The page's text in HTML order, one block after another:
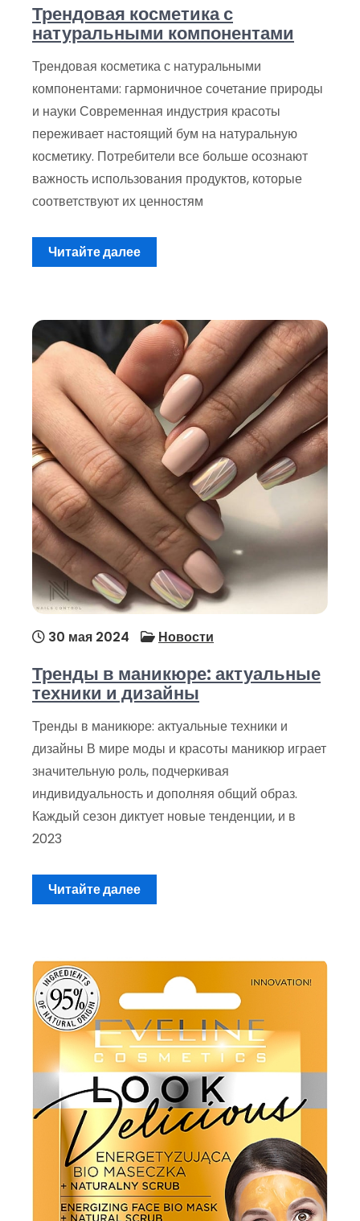
Трендовая косметика с
натуральными компонентами
Трендовая косметика с натуральными
компонентами: гармоничное сочетание природы
и науки Современная индустрия красоты
переживает настоящий бум на натуральную
косметику. Потребители все больше осознают
важность использования продуктов, которые
соответствуют их ценностям
Читайте далее
30 мая 2024 Новости
Тренды в маникюре: актуальные
техники и дизайны
Тренды в маникюре: актуальные техники и
дизайны В мире моды и красоты маникюр играет
значительную роль, подчеркивая
индивидуальность и дополняя общий образ.
Каждый сезон диктует новые тенденции, и в
2023
Читайте далее